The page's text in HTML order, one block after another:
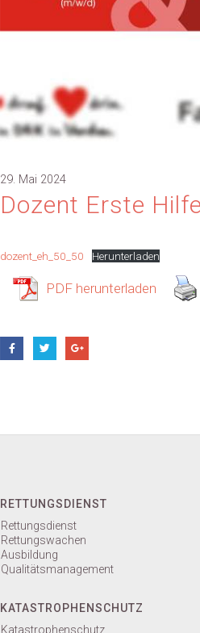
29. Mai 2024
Dozent Erste
dozent_eh_50_50 Herunterladen
PDF herunterladen
RETTUNGSDIENST
Rettungsdienst
Rettungswachen
Ausbildung
Qualitätsmanagement
KATASTROPHENSCHUTZ
Katastrophenschutz